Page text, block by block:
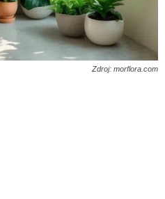
Zdroj: morflora.com